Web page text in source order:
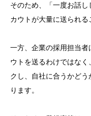
そのため、「一度お話
カウトが大量に送られる
一方、企業の採用担当
ウトを送るわけではな
クし、自社に合うかど
ります。